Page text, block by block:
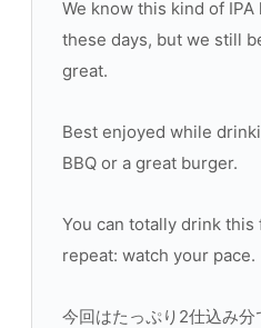
We know this kind of
these days, but we still
great.
Best enjoyed while
BBQ or a great burger.
You can totally drink this
repeat: watch your pace.
今回はたっぷり2仕込み分